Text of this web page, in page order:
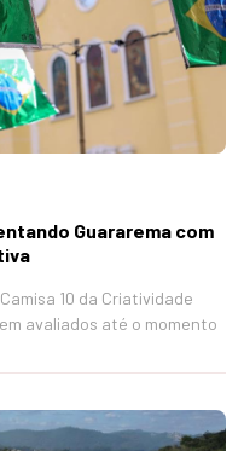
Guararema com
10 da Criatividade
avaliados até o momento